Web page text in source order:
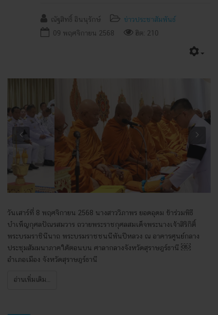
ณัฐสิทธิ์ อินนุรักษ์
ข่าวประชาสัมพันธ์
09 พฤศจิกายน 2568
ฮิต: 210
Previous Next
วันเสาร์ที่ 8 พฤศจิกายน 2568 นางสาววิภาพร ยอดอุดม ข้าร่วมพิธี
บำเพ็ญกุศลปัณรสมวาร ถวายพระราชกุศลสมเด็จพระนางเจ้าสิริกิติ์
พระบรมราชินีนาถ พระบรมราชชนนีพันปีหลวง ณ อาคารศูนย์กลาง
ประชุมสัมมนาภาคใต้ตอนบน ศาลากลางจังหวัดสุราษฎร์ธานี ￼
อำเภอเมือง จังหวัดสุราษฎร์ธานี
อ่านเพิ่มเติม...